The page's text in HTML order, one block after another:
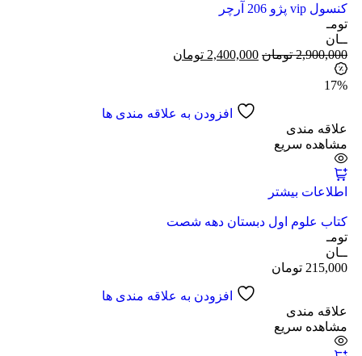
کنسول vip پژو 206 آرچر
تومـ
ــان
2,900,000 تومان 2,400,000 تومان
17%
افزودن به علاقه مندی ها
علاقه مندی
مشاهده سریع
اطلاعات بیشتر
کتاب علوم اول دبستان دهه شصت
تومـ
ــان
215,000 تومان
افزودن به علاقه مندی ها
علاقه مندی
مشاهده سریع